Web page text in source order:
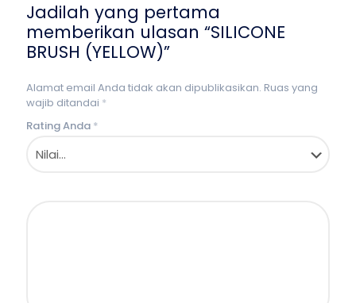
Jadilah yang pertama
memberikan ulasan “SILICONE
BRUSH (YELLOW)”
Alamat email Anda tidak akan dipublikasikan. Ruas yang
wajib ditandai *
Rating Anda *